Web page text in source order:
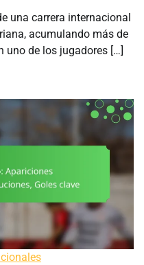
una carrera internacional
acumulando más de
uno de los jugadores […]